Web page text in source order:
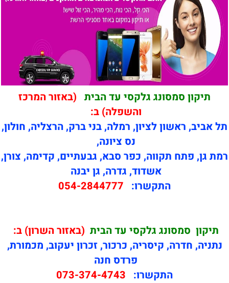
תיקון סמסונג גלקסי עד הבית (באזור המרכז
והשפלה) ב:
תל אביב, ראשון לציון, רמלה, בני ברק, הרצליה, חולון,
נס ציונה,
רמת גן, פתח תקווה, כפר סבא, גבעתיים, קדימה, צורן,
אשדוד, גדרה, גן יבנה
התקשרו: 054-2844777
תיקון סמסונג גלקסי עד הבית (באזור השרון) ב:
נתניה, חדרה, קיסריה, כרכור, זכרון יעקוב, מכמורת,
פרדס חנה
התקשרו: 073-374-4743